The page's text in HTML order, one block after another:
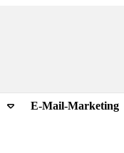
E-Mail-Marketing